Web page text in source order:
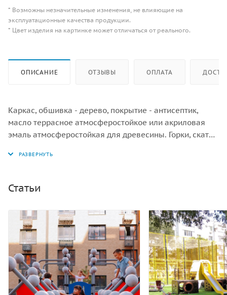
* Возможны незначительные изменения, не влияющие на
эксплуатационные качества продукции.
* Цвет изделия на картинке может отличаться от реального.
ОПИСАНИЕ ОТЗЫВЫ ОПЛАТА
Каркас, обшивка - дерево, покрытие - антисептик,
масло террасное атмосферостойкое или акриловая
эмаль атмосферостойкая для древесины. Горки, скаты
электрохимическая пассивация сварных швов.
Статьи